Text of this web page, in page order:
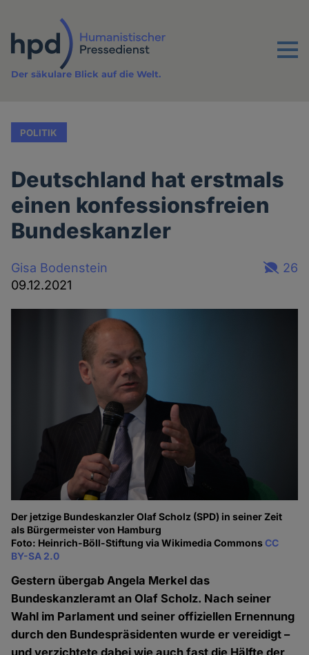
Inhalt
Menu
Der säkulare Blick auf die Welt.
POLITIK
Deutschland hat erstmals
einen konfessionsfreien
Bundeskanzler
Gisa Bodenstein
09.12.2021
26
Der jetzige Bundeskanzler Olaf Scholz (SPD) in seiner Zeit
als Bürgermeister von Hamburg
Foto: Heinrich-Böll-Stiftung via Wikimedia CommonsCC
BY-SA 2.0
Gestern übergab Angela Merkel das
Bundeskanzleramt an Olaf Scholz. Nach seiner
Wahl im Parlament und seiner offiziellen Ernennung
durch den Bundespräsidenten wurde er vereidigt –